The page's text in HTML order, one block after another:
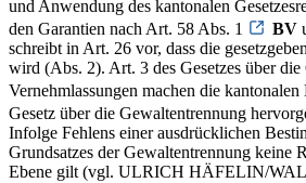
und Anwendung des kantonalen
den Garantien nach Art. 58 Abs. 1
BV
schreibt in Art. 26 vor, dass die
wird (Abs. 2). Art. 3 des Gesetzes über
Vernehmlassungen machen die
Gesetz über die Gewaltentrennung
Infolge Fehlens einer ausdrücklichen
Grundsatzes der Gewaltentrennung keine
Ebene gilt (vgl. ULRICH HÄFELIN/